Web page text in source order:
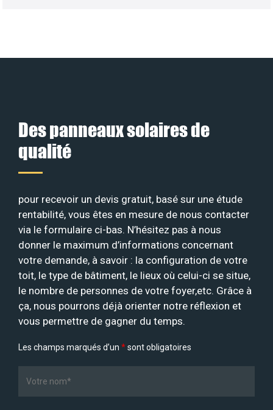
Des panneaux solaires de
qualité
pour recevoir un devis gratuit, basé sur une étude
rentabilité, vous êtes en mesure de nous contacter
via le formulaire ci-bas. N’hésitez pas à nous
donner le maximum d’informations concernant
votre demande, à savoir : la configuration de votre
toit, le type de bâtiment, le lieux où celui-ci se situe,
le nombre de personnes de votre foyer,etc. Grâce à
ça, nous pourrons déjà orienter notre réflexion et
vous permettre de gagner du temps.
Les champs marqués d’un *sont obligatoires